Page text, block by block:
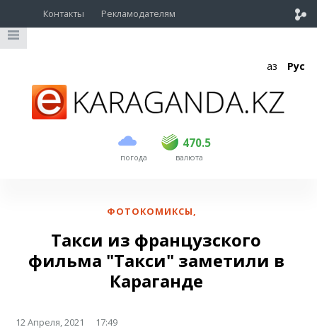
Контакты Рекламодателям
Қаз Рус
погода
470.5
USD 468.5 470.5
EUR валюта
ФОТОКОМИКСЫ,
Такси из французского
фильма "Такси" заметили в
Караганде
12 Апреля, 2021 17:49